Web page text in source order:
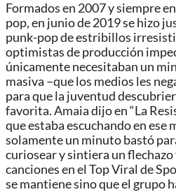
Formados en 2007 y siempre
pop, en junio de 2019 se hizo
punk-pop de estribillos
optimistas de producción
únicamente necesitaban un
masiva –que los medios les
para que la juventud
favorita. Amaia dijo en “La
que estaba escuchando en ese
solamente un minuto bastó
curiosear y sintiera un
canciones en el Top Viral de
se mantiene sino que el grupo